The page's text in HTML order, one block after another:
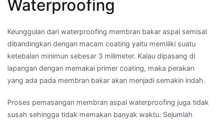
Waterproofing
Keunggulan dari waterproofing membran bakar aspal semisal
dibandingkan dengan macam coating yaitu memiliki suatu
ketebalan minimun sebesar 3 milimeter. Kalau dipasang di
lapangan dengan memakai primer coating, maka perakan
yang ada pada membran bakar akan menjadi semakin indah.
Proses pemasangan membran aspal waterproofing juga tidak
susah sehingga tidak memakan banyak waktu. Sejumlah